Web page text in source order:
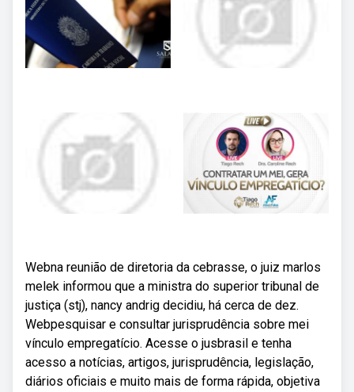
Webna reunião de diretoria da cebrasse, o juiz marlos
melek informou que a ministra do superior tribunal de
justiça (stj), nancy andrig decidiu, há cerca de dez.
Webpesquisar e consultar jurisprudência sobre mei
vínculo empregatício. Acesse o jusbrasil e tenha
acesso a notícias, artigos, jurisprudência, legislação,
diários oficiais e muito mais de forma rápida, objetiva